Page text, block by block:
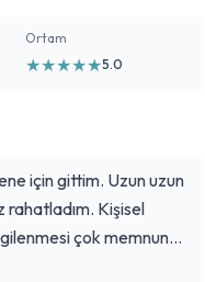
Ortam
★★★★★5.0
için gittim. Uzun uzun
Kişisel
çok memnun
Tüm süreç